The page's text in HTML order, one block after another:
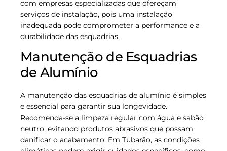
com empresas especializadas que ofereçam
serviços de instalação, pois uma instalação
inadequada pode comprometer a performance e a
durabilidade das esquadrias.
Manutenção de Esquadrias
de Alumínio
A manutenção das esquadrias de alumínio é simples
e essencial para garantir sua longevidade.
Recomenda-se a limpeza regular com água e sabão
neutro, evitando produtos abrasivos que possam
danificar o acabamento. Em Tubarão, as condições